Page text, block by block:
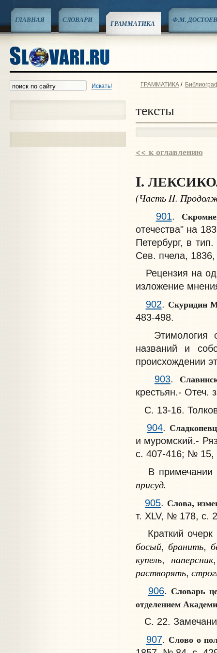
ГЛАВНАЯ СЛОВАРИ ГРАММАТИКА Ф.М.
Искать! ГРАММАТИКА/
тексты
<< к оглавлению
I.
(Часть II.
901.
отечества" на
Петербург, в
Сев. пчела,
Рецензия на
изложение
902. Скуридин
483-498.
Этимология
названий и
происхождении
903.
крестьян.- Отеч.
С. 13-16.
904.
и муромский.-
с. 407-416; № 15,
В примечании
присуд.
905 Слова,
т. XLV, № 178, с.
Краткий очерк
босый, бранить,
купель, наперсник,
растворять,
906. Словарь
отделением
С. 22.
907. Слово о